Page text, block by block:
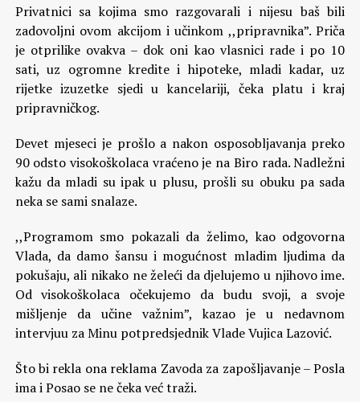
Privatnici sa kojima smo razgovarali i nijesu baš bili
zadovoljni ovom akcijom i učinkom ,,pripravnika”. Priča
je otprilike ovakva – dok oni kao vlasnici rade i po 10
sati, uz ogromne kredite i hipoteke, mladi kadar, uz
rijetke izuzetke sjedi u kancelariji, čeka platu i kraj
pripravničkog.
Devet mjeseci je prošlo a nakon osposobljavanja preko
90 odsto visokoškolaca vraćeno je na Biro rada. Nadležni
kažu da mladi su ipak u plusu, prošli su obuku pa sada
neka se sami snalaze.
,,Programom smo pokazali da želimo, kao odgovorna
Vlada, da damo šansu i mogućnost mladim ljudima da
pokušaju, ali nikako ne želeći da djelujemo u njihovo ime.
Od visokoškolaca očekujemo da budu svoji, a svoje
mišljenje da učine važnim”, kazao je u nedavnom
intervjuu za Minu potpredsjednik Vlade Vujica Lazović.
Što bi rekla ona reklama Zavoda za zapošljavanje – Posla
ima i Posao se ne čeka već traži.